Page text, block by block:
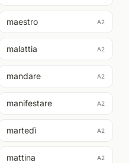
maestro A2
malattia A2
mandare A2
manifestare A2
martedì A2
mattina A2